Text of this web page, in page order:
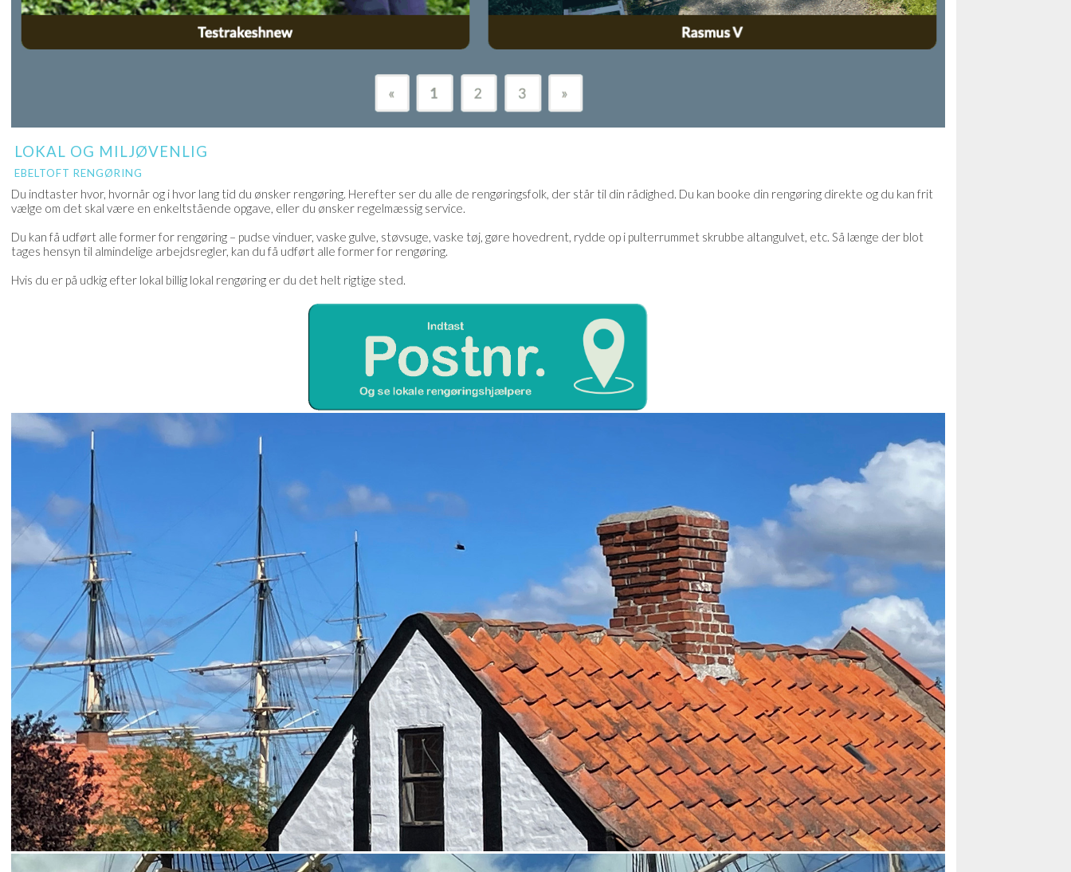
LOKAL OG MILJØVENLIG
EBELTOFT RENGØRING
Du indtaster hvor, hvornår og i hvor lang tid du ønsker rengøring. Herefter ser du alle de rengøringsfolk, der står til din rådighed. Du kan booke din rengøring direkte og du kan frit
vælge om det skal være en enkeltstående opgave, eller du ønsker regelmæssig service.
Du kan få udført alle former for rengøring – pudse vinduer, vaske gulve, støvsuge, vaske tøj, gøre hovedrent, rydde op i pulterrummet skrubbe altangulvet, etc. Så længe der blot
tages hensyn til almindelige arbejdsregler, kan du få udført alle former for rengøring.
Hvis du er på udkig efter lokal billig lokal rengøring er du det helt rigtige sted.